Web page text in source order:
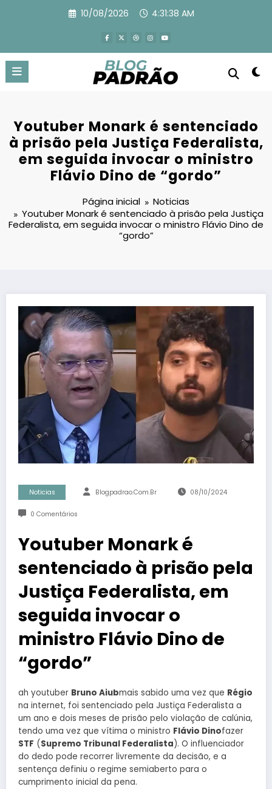
10/08/2026 4:31:39 AM
Youtuber Monark é sentenciado
à prisão pela Justiça Federalista,
em seguida invocar o ministro
Flávio Dino de “gordo”
Página inicial
Noticias
Youtuber Monark é sentenciado à prisão pela Justiça
Federalista, em seguida invocar o ministro Flávio Dino de
“gordo”
Noticias Blogpadrao.com.br 08/10/2024
0 Comentários
Youtuber Monark é
sentenciado à prisão pela
Justiça Federalista, em
seguida invocar o
ministro Flávio Dino de
“gordo”
ah youtuber Bruno Aiubmais sabido uma vez que Régio
na internet, foi sentenciado pela Justiça Federalista a
um ano e dois meses de prisão pelo violação de calúnia,
tendo uma vez que vítima o ministro Flávio Dinofazer
STF (Supremo Tribunal Federalista). O influenciador
do dedo pode recorrer livremente da decisão, e a
sentença definiu o regime semiaberto para o
cumprimento inicial da pena.